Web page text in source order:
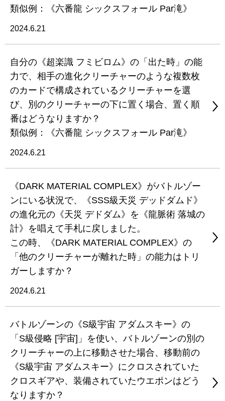
類似例：《六番龍 シックスフォール Par滝》
2024.6.21
自分の《超楽識 フミビロム》の「出た時」の能
力で、相手の進化クリーチャーのような複数枚
のカードで構成されているクリーチャーを選
び、別のクリーチャーの下に置く場合、置く順
番はどうなりますか？
類似例：《六番龍 シックスフォール Par滝》
2024.6.21
《DARK MATERIAL COMPLEX》がバトルゾー
ンにいる状況で、《SSS級天災 デッドダムド》
の進化元の《天災 デドダム》を《龍脈術 落城の
計》を唱えて手札に戻しました。
この時、《DARK MATERIAL COMPLEX》の
「他のクリーチャーが離れた時」の能力はトリ
ガーしますか？
2024.6.21
バトルゾーンの《S級宇宙 アダムスキー》の
「S級侵略 [宇宙]」を使い、バトルゾーンの別の
クリーチャーの上に移動させた場合、移動前の
《S級宇宙 アダムスキー》にクロスされていた
クロスギアや、装備されていたウエポンはどう
なりますか？